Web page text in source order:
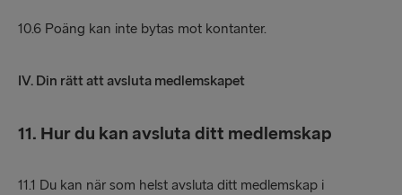
10.6 Poäng kan inte bytas mot kontanter.
IV. Din rätt att avsluta medlemskapet
11. Hur du kan avsluta ditt medlemskap
11.1 Du kan när som helst avsluta ditt medlemskap i